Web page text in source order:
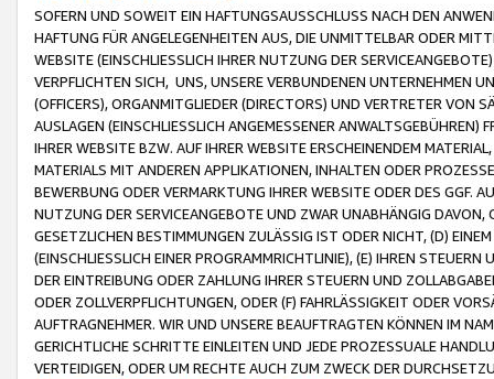
SOFERN UND SOWEIT EIN HAFTUNGSAUSSCHLUSS NACH DEN
HAFTUNG FÜR ANGELEGENHEITEN AUS, DIE UNMITTELBAR ODER
WEBSITE (EINSCHLIESSLICH IHRER NUTZUNG DER
VERPFLICHTEN SICH, UNS, UNSERE VERBUNDENEN UNTERNEHMEN
(OFFICERS), ORGANMITGLIEDER (DIRECTORS) UND VERTRETER VON
AUSLAGEN (EINSCHLIESSLICH ANGEMESSENER
IHRER WEBSITE BZW. AUF IHRER WEBSITE ERSCHEINENDEM
MATERIALS MIT ANDEREN APPLIKATIONEN, INHALTEN ODER
BEWERBUNG ODER VERMARKTUNG IHRER WEBSITE ODER DES GGF.
NUTZUNG DER SERVICEANGEBOTE UND ZWAR UNABHÄNGIG
GESETZLICHEN BESTIMMUNGEN ZULÄSSIG IST ODER NICHT, (D)
(EINSCHLIESSLICH EINER PROGRAMMRICHTLINIE), (E) IHREN
DER EINTREIBUNG ODER ZAHLUNG IHRER STEUERN UND
ODER ZOLLVERPFLICHTUNGEN, ODER (F) FAHRLÄSSIGKEIT ODER
AUFTRAGNEHMER. WIR UND UNSERE BEAUFTRAGTEN KÖNNEN IM
GERICHTLICHE SCHRITTE EINLEITEN UND JEDE PROZESSUALE
VERTEIDIGEN, ODER UM RECHTE AUCH ZUM ZWECK DER